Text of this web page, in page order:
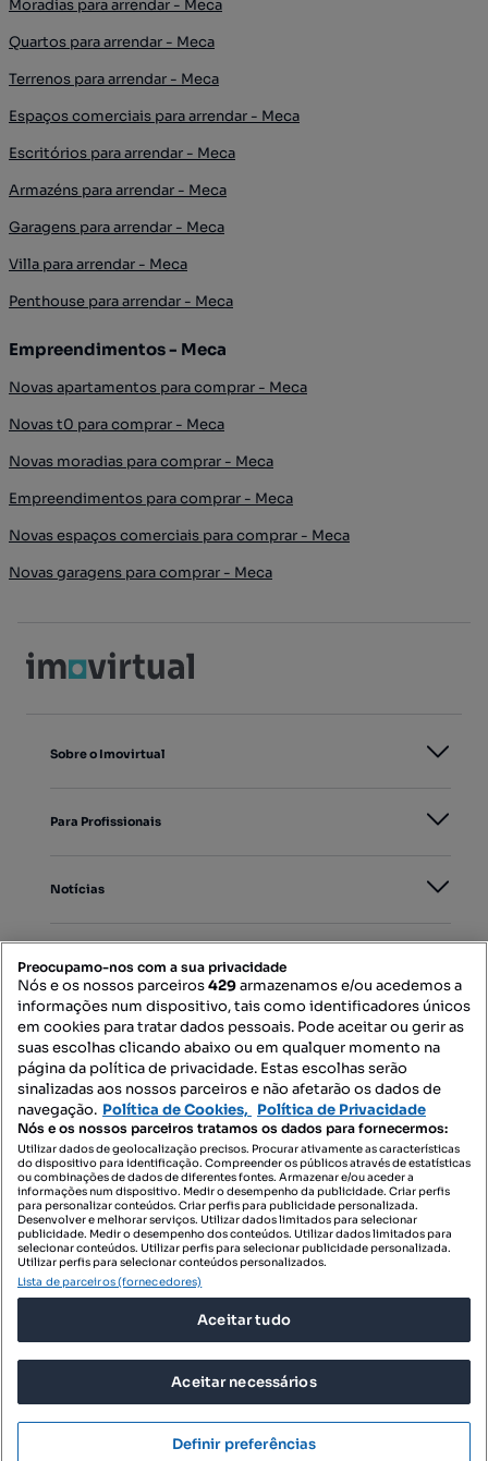
Moradias para arrendar - Meca
Quartos para arrendar - Meca
Terrenos para arrendar - Meca
Espaços comerciais para arrendar - Meca
Escritórios para arrendar - Meca
Armazéns para arrendar - Meca
Garagens para arrendar - Meca
Villa para arrendar - Meca
Penthouse para arrendar - Meca
Empreendimentos - Meca
Novas apartamentos para comprar - Meca
Novas t0 para comprar - Meca
Novas moradias para comprar - Meca
Empreendimentos para comprar - Meca
Novas espaços comerciais para comprar - Meca
Novas garagens para comprar - Meca
Sobre o Imovirtual
Para Profissionais
Notícias
Mapa do Site
Contacte-nos
SIGA-NOS:
DESCARREGAR NA:
© 2026 Imovirtual.com, OLX Portugal, S.A.
TERMOS DE UTILIZAÇÃO
POLÍTICA DE PRIVACIDADE
Preocupamo-nos com a sua privacidade
Nós e os nossos parceiros429armazenamos e/ou acedemos a
informações num dispositivo, tais como identificadores únicos
em cookies para tratar dados pessoais. Pode aceitar ou gerir as
suas escolhas clicando abaixo ou em qualquer momento na
página da política de privacidade. Estas escolhas serão
sinalizadas aos nossos parceiros e não afetarão os dados de
navegação. Política de Cookies, Política de Privacidade
Nós e os nossos parceiros tratamos os dados para fornecermos:
Utilizar dados de geolocalização precisos. Procurar ativamente as características
do dispositivo para identificação. Compreender os públicos através de estatísticas
ou combinações de dados de diferentes fontes. Armazenar e/ou aceder a
informações num dispositivo. Medir o desempenho da publicidade. Criar perfis
para personalizar conteúdos. Criar perfis para publicidade personalizada.
Desenvolver e melhorar serviços. Utilizar dados limitados para selecionar
publicidade. Medir o desempenho dos conteúdos. Utilizar dados limitados para
selecionar conteúdos. Utilizar perfis para selecionar publicidade personalizada.
Utilizar perfis para selecionar conteúdos personalizados.
Lista de parceiros (fornecedores)
Aceitar tudo
Aceitar necessários
Definir preferências